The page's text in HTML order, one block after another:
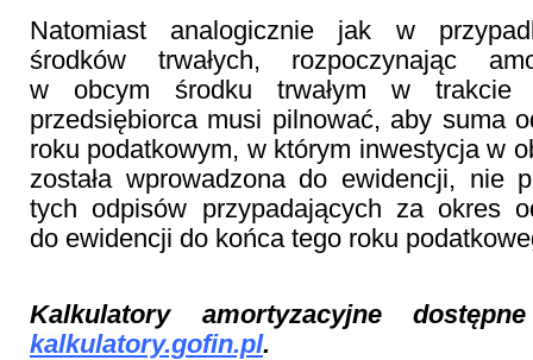
Natomiast analogicznie jak w
środków trwałych, rozpoczynając
w obcym środku trwałym w trakcie
przedsiębiorca musi pilnować, aby suma
roku podatkowym, w którym inwestycja w
została wprowadzona do ewidencji, nie
tych odpisów przypadających za okres
do ewidencji do końca tego roku
Kalkulatory amortyzacyjne
kalkulatory.gofin.pl.